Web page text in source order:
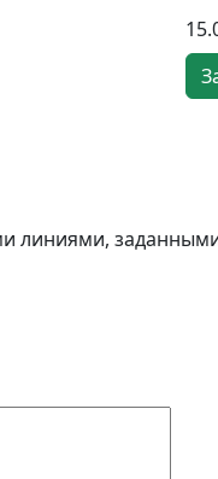
линиями,